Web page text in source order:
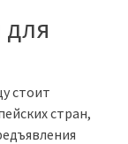
для
стоит
стран,